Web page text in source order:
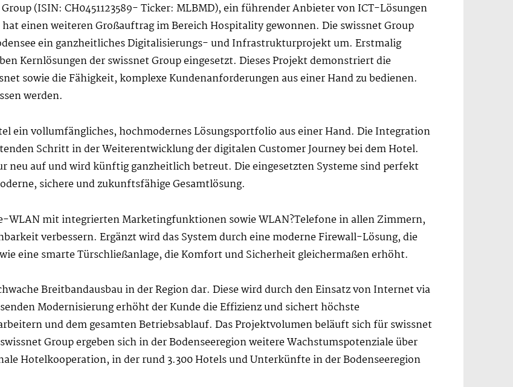
(ISIN: CH0451123589- Ticker: MLBMD), ein führender Anbieter von ICT-Lösungen
einen weiteren Großauftrag im Bereich Hospitality gewonnen. Die swissnet Group
ein ganzheitliches Digitalisierungs- und Infrastrukturprojekt um. Erstmalig
Kernlösungen der swissnet Group eingesetzt. Dieses Projekt demonstriert die
sowie die Fähigkeit, komplexe Kundenanforderungen aus einer Hand zu bedienen.
werden.
ein vollumfängliches, hochmodernes Lösungsportfolio aus einer Hand. Die Integration
Schritt in der Weiterentwicklung der digitalen Customer Journey bei dem Hotel.
neu auf und wird künftig ganzheitlich betreut. Die eingesetzten Systeme sind perfekt
sichere und zukunftsfähige Gesamtlösung.
WLAN mit integrierten Marketingfunktionen sowie WLAN?Telefone in allen Zimmern,
verbessern. Ergänzt wird das System durch eine moderne Firewall-Lösung, die
eine smarte Türschließanlage, die Komfort und Sicherheit gleichermaßen erhöht.
Breitbandausbau in der Region dar. Diese wird durch den Einsatz von Internet via
Modernisierung erhöht der Kunde die Effizienz und sichert höchste
und dem gesamten Betriebsablauf. Das Projektvolumen beläuft sich für swissnet
Group ergeben sich in der Bodenseeregion weitere Wachstumspotenziale über
Hotelkooperation, in der rund 3.300 Hotels und Unterkünfte in der Bodenseeregion